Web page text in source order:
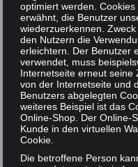
Energie
konzentrieren sollte,
hundertprozentig
darauf, dazu
speziesistisch bzw.
Ob ich meine Analyse
VEGETARISMUS-
Momentan ist zuviel im
Strategieempfehlungen
zum Beispiel sein, ob
letztlich als
optimiert werden.
erwähnt, die Benutzer
wiederzuerkennen.
den Nutzern die
erleichtern. Der Benutzer
verwendet, muss
Internetseite erneut seine
von der Internetseite und
Benutzers abgelegten
weiteres Beispiel ist das
Online-Shop. Der Online-
Kunde in den virtuellen
Cookie.
Die betroffene Person